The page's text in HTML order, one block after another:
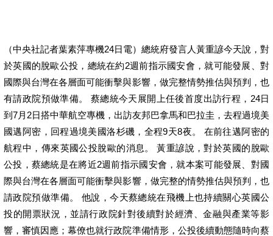
（中央社記者葉素萍專機24日電）總統府發言人黃重諺今天說，對
於英國的脫歐公投，總統在約2週前指示國安會，就可能發展、對
國際與台灣在各層面可能衝擊與影響，做完整情勢推估與預判，也
有請政院預做準備。 蔡總統今天展開上任後首度出訪行程，24日
到7月2日搭中華航空專機，出訪友邦巴拿馬和巴拉圭，去程過境美
國邁阿密，回程過境美國洛杉磯，全程9天8夜。 在前往邁阿密的
航程中，傳來英國公投脫歐的消息。 黃重諺說，對於英國的脫歐
公投，蔡總統是在將近2週前指示國安會，就本案可能發展、對國
際與台灣在各層面可能衝擊與影響，做完整的情勢推估與預判，也
請政院預做準備。 他說，今天蔡總統在飛機上也持續關心英國公
投的開票狀況，並請行政院針對後續對於經濟、金融與產業等影
響，審慎因應；幕僚也就行政院準備情形，公投後續動態隨時向蔡